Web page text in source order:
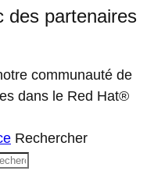
des partenaires
communauté de
dans le Red Hat®
Rechercher